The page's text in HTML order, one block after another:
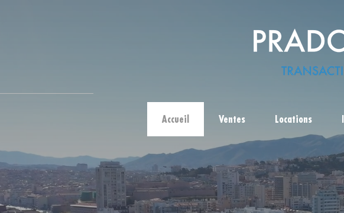
Accueil Ventes Locations